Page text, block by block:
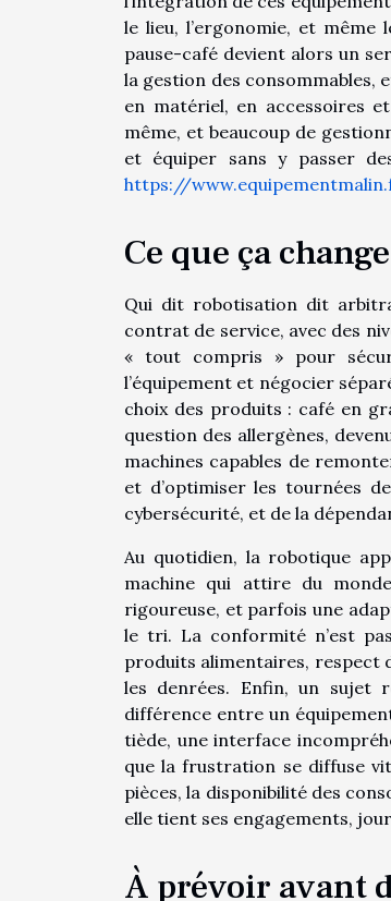
le lieu, l’ergonomie, et
pause-café devient alors un
la gestion des consommables,
en matériel, en accessoires
même, et beaucoup de
et équiper sans y passer
https://
Ce que ça
Qui dit robotisation dit
contrat de service, avec des
« tout compris » pour
l’équipement et négocier
choix des produits : café en
question des allergènes,
machines capables de
et d’optimiser les tournées
cybersécurité, et de la
Au quotidien, la robotique
machine qui attire du
rigoureuse, et parfois une
le tri. La conformité n’est
produits alimentaires, respect
les denrées. Enfin, un sujet
différence entre un
tiède, une interface
que la frustration se diffuse
pièces, la disponibilité des
elle tient ses engagements,
À prévoir avant